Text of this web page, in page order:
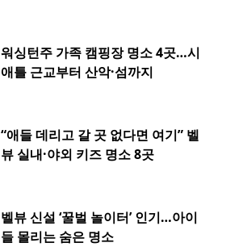
워싱턴주 가족 캠핑장 명소 4곳…시
애틀 근교부터 산악·섬까지
“애들 데리고 갈 곳 없다면 여기” 벨
뷰 실내·야외 키즈 명소 8곳
벨뷰 신설 ‘꿀벌 놀이터’ 인기…아이
들 몰리는 숨은 명소